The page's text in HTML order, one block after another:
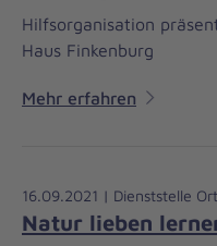
Hilfsorganisation
Haus Finkenburg
Mehr erfahren
16.09.2021 | Dienststelle
Natur lieben